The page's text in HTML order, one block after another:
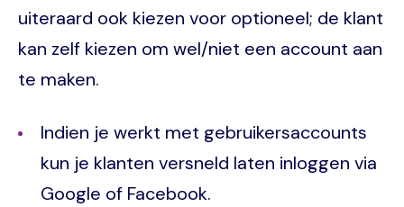
uiteraard ook kiezen voor optioneel; de klant
kan zelf kiezen om wel/niet een account aan
te maken.
Indien je werkt met gebruikersaccounts
kun je klanten versneld laten inloggen via
Google of Facebook.